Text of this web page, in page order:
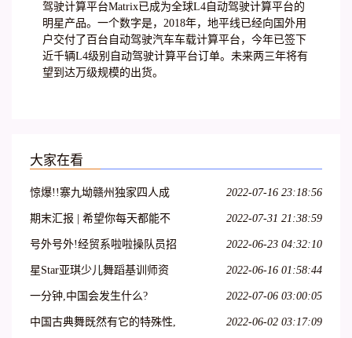
驾驶计算平台Matrix已成为全球L4自动驾驶计算平台的
明星产品。一个数字是，2018年，地平线已经向国外用
户交付了百台自动驾驶汽车车载计算平台，今年已签下
近千辆L4级别自动驾驶计算平台订单。未来两三年将有
望到达万级规模的出货。
大家在看
惊爆!!寨九坳赣州独家四人成
团天天发!!!
2022-07-16 23:18:56
期末汇报 | 希望你每天都能不
愧芳华地起舞
2022-07-31 21:38:59
号外号外!经贸系啦啦操队员招
募开始啦!
2022-06-23 04:32:10
星Star亚琪少儿舞蹈基训师资
班在吕梁爱艺开课啦!
2022-06-16 01:58:44
一分钟,中国会发生什么? 2022-07-06 03:00:05
中国古典舞既然有它的特殊性,
2022-06-02 03:17:09